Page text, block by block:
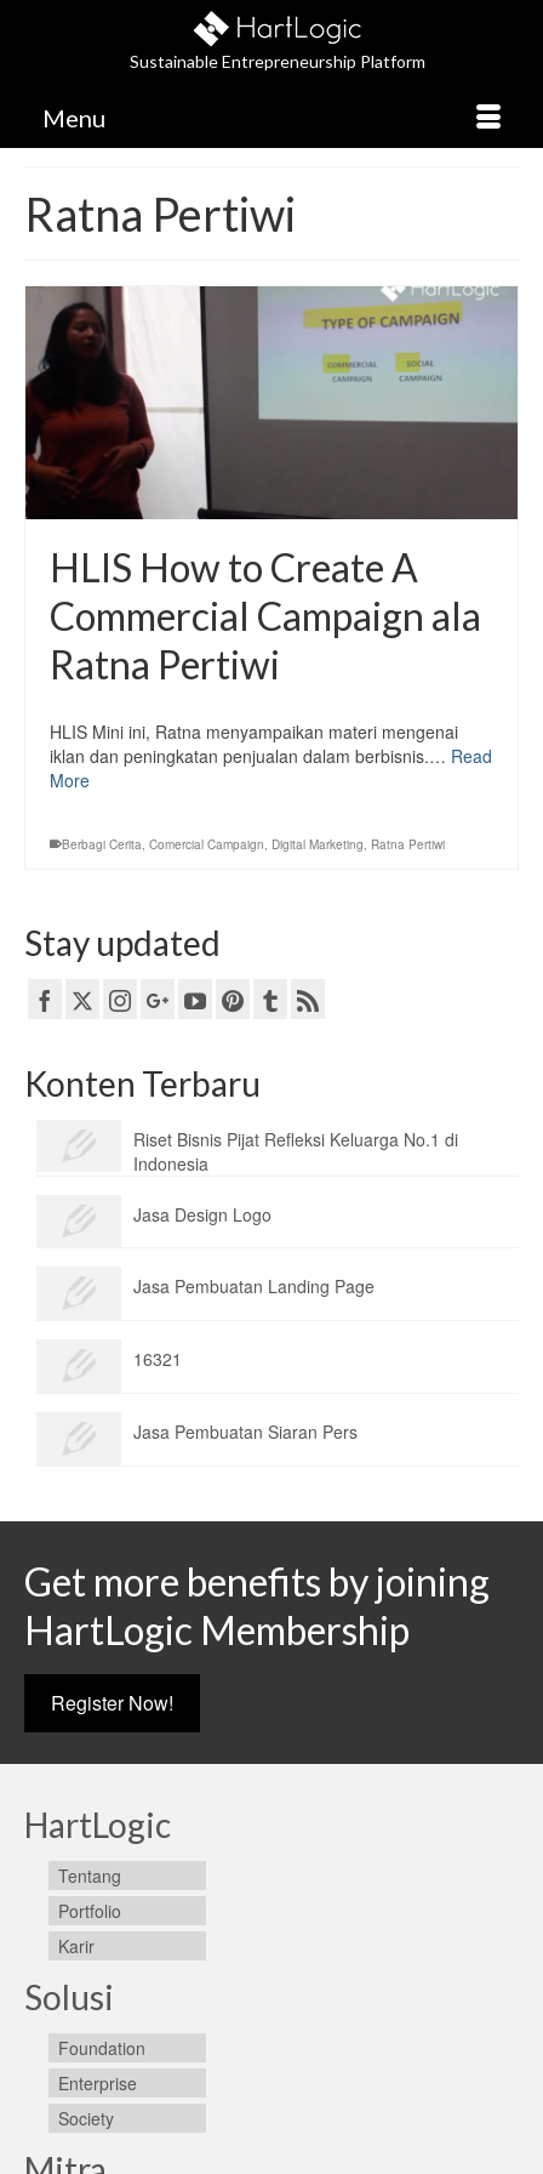
Sustainable Entrepreneurship Platform
Menu
Ratna Pertiwi
HLIS How to Create A
Commercial Campaign ala
Ratna Pertiwi
HLIS Mini ini, Ratna menyampaikan materi mengenai
iklan dan peningkatan penjualan dalam berbisnis.… Read
More
Berbagi Cerita, Comercial Campaign, Digital Marketing, Ratna Pertiwi
Stay updated
Konten Terbaru
Riset Bisnis Pijat Refleksi Keluarga No.1 di
Indonesia
Jasa Design Logo
Jasa Pembuatan Landing Page
16321
Jasa Pembuatan Siaran Pers
Get more benefits by joining
HartLogic Membership
Register Now!
HartLogic
Tentang
Portfolio
Karir
Solusi
Foundation
Enterprise
Society